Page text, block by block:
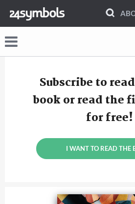
Subscribe to
book or read the
for free!
I WANT TO READ THE